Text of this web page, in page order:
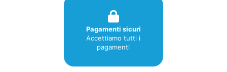
Pagamenti sicuri
Accettiamo tutti i
pagamenti